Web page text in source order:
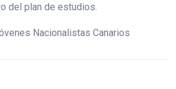
del plan de estudios.
Nacionalistas Canarios